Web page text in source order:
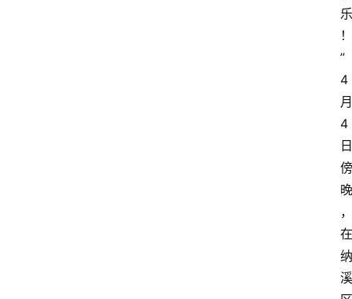
乐
！
”
4
月
4
日
傍
晚
，
在
纳
溪